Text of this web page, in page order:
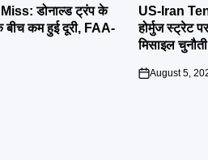
डोनाल्ड ट्रंप के
बीच कम हुई दूरी, FAA-
IN
US-Iran
होर्मुज स्ट्रेट
मिसाइल चुनौती
on
August 5,